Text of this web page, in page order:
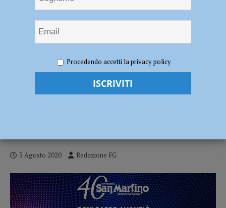
Castellarquato, l’allarme dei volontari: “Struttura senza fondi da
diciannove mesi, siamo in crisi”
Canile di Castellarquato, l’allarme dei
5 Agosto 2020 Redazione FG
Procedendo accetti la privacy policy